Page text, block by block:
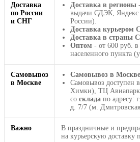
Доставка
по России
и СНГ
Доставка в регионы
выдачи СДЭК, Яндекс
России).
Доставка курьером
Доставка в страны
Оптом - от 600 руб. в
населенного пункта
Самовывоз
в Москве
Самовывоз в
Самовывоз доступен
Химки), ТЦ
со склада по адресу:
д. 7/7 (м.
Важно
В праздничные и
на курьерскую доставку